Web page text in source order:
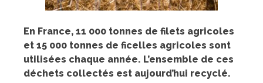
En France, 11 000 tonnes de filets agricoles
et 15 000 tonnes de ficelles agricoles sont
utilisées chaque année. L’ensemble de ces
déchets collectés est aujourd’hui recyclé.